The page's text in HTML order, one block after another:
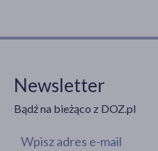
Newsletter
Bądź na bieżąco z DOZ.pl